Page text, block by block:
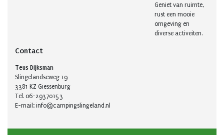
Geniet van ruimte,
rust een mooie
omgeving en
diverse activeiten.
Contact
Teus Dijksman
Slingelandseweg 19
3381 KZ Giessenburg
Tel. 06-29370153
E-mail: info@campingslingeland.nl